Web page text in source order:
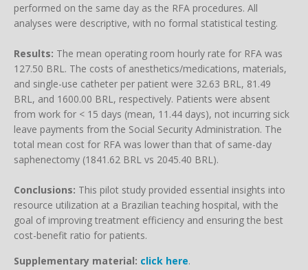
performed on the same day as the RFA procedures. All
analyses were descriptive, with no formal statistical testing.
Results: The mean operating room hourly rate for RFA was
127.50 BRL. The costs of anesthetics/medications, materials,
and single-use catheter per patient were 32.63 BRL, 81.49
BRL, and 1600.00 BRL, respectively. Patients were absent
from work for < 15 days (mean, 11.44 days), not incurring sick
leave payments from the Social Security Administration. The
total mean cost for RFA was lower than that of same-day
saphenectomy (1841.62 BRL vs 2045.40 BRL).
Conclusions: This pilot study provided essential insights into
resource utilization at a Brazilian teaching hospital, with the
goal of improving treatment efficiency and ensuring the best
cost-benefit ratio for patients.
Supplementary material: click here.